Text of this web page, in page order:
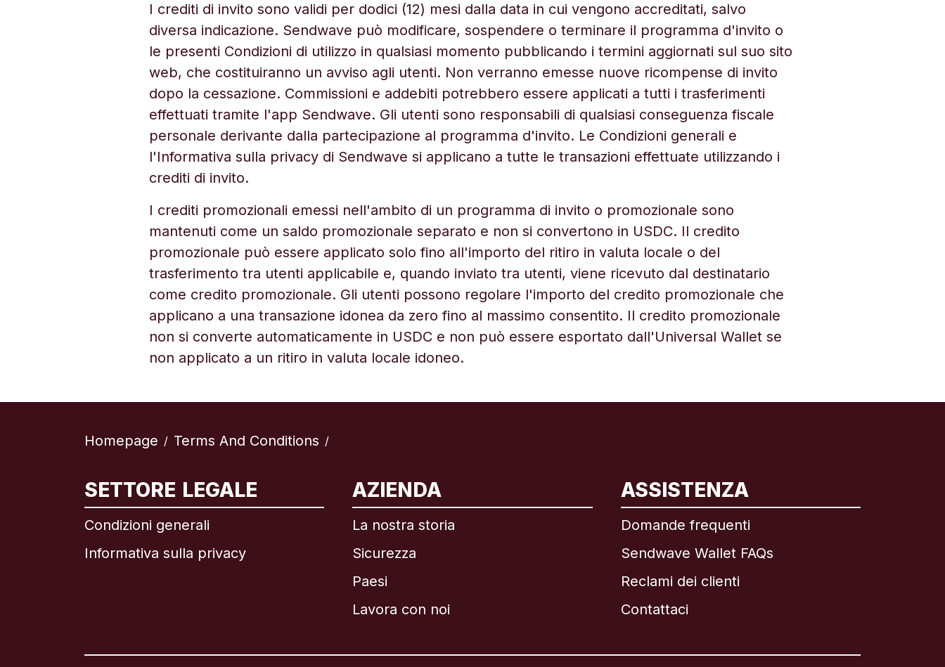
I crediti di invito sono validi per dodici (12) mesi dalla data in cui vengono accreditati, salvo
diversa indicazione. Sendwave può modificare, sospendere o terminare il programma d'invito o
le presenti Condizioni di utilizzo in qualsiasi momento pubblicando i termini aggiornati sul suo sito
web, che costituiranno un avviso agli utenti. Non verranno emesse nuove ricompense di invito
dopo la cessazione. Commissioni e addebiti potrebbero essere applicati a tutti i trasferimenti
effettuati tramite l'app Sendwave. Gli utenti sono responsabili di qualsiasi conseguenza fiscale
personale derivante dalla partecipazione al programma d'invito. Le Condizioni generali e
l'Informativa sulla privacy di Sendwave si applicano a tutte le transazioni effettuate utilizzando i
crediti di invito.
I crediti promozionali emessi nell'ambito di un programma di invito o promozionale sono
mantenuti come un saldo promozionale separato e non si convertono in USDC. Il credito
promozionale può essere applicato solo fino all'importo del ritiro in valuta locale o del
trasferimento tra utenti applicabile e, quando inviato tra utenti, viene ricevuto dal destinatario
come credito promozionale. Gli utenti possono regolare l'importo del credito promozionale che
applicano a una transazione idonea da zero fino al massimo consentito. Il credito promozionale
non si converte automaticamente in USDC e non può essere esportato dall'Universal Wallet se
non applicato a un ritiro in valuta locale idoneo.
Homepage / Terms And Conditions /
SETTORE LEGALE
Condizioni generali
Informativa sulla privacy
AZIENDA
La nostra storia
Sicurezza
Paesi
Lavora con noi
ASSISTENZA
Domande frequenti
Sendwave Wallet FAQs
Reclami dei clienti
Contattaci